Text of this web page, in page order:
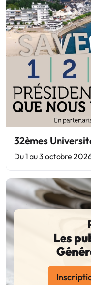
32èmes
Du 1 au 3 octobre
Les